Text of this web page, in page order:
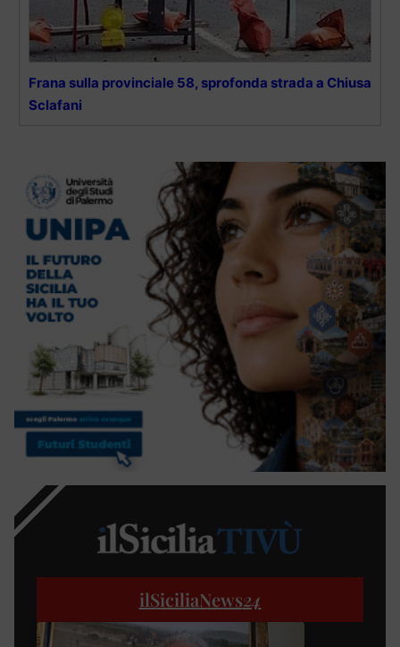
Frana sulla provinciale 58, sprofonda strada a Chiusa
Sclafani
ilSiciliaNews24